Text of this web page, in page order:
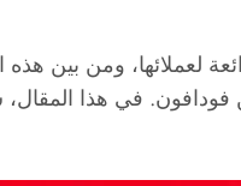
لعملائها، ومن بين
في هذا